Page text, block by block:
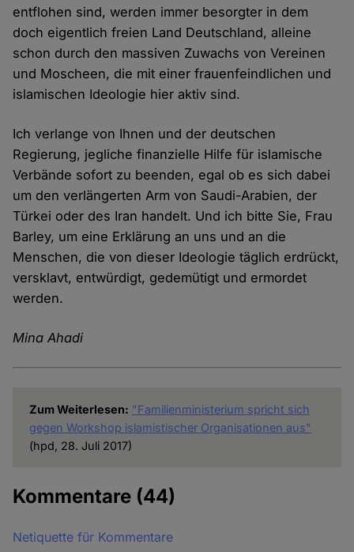
entflohen sind, werden immer besorgter in dem
doch eigentlich freien Land Deutschland, alleine
schon durch den massiven Zuwachs von Vereinen
und Moscheen, die mit einer frauenfeindlichen und
islamischen Ideologie hier aktiv sind.
Ich verlange von Ihnen und der deutschen
Regierung, jegliche finanzielle Hilfe für islamische
Verbände sofort zu beenden, egal ob es sich dabei
um den verlängerten Arm von Saudi-Arabien, der
Türkei oder des Iran handelt. Und ich bitte Sie, Frau
Barley, um eine Erklärung an uns und an die
Menschen, die von dieser Ideologie täglich erdrückt,
versklavt, entwürdigt, gedemütigt und ermordet
werden.
Mina Ahadi
Zum Weiterlesen: "Familienministerium spricht sich
gegen Workshop islamistischer Organisationen aus"
(hpd, 28. Juli 2017)
Kommentare (44)
Netiquette für Kommentare